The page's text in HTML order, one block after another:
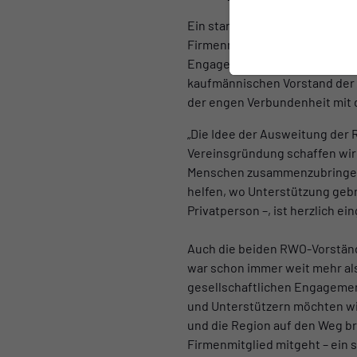
Ein starkes Zeichen setzte
Firmenmitgliedschaft in der
Engagement in Oberhausen.
kaufmännischen Vorstand
der engen Verbundenheit mit
„Die Idee der Ausweitung
Vereinsgründung schaffen
Menschen
helfen, wo Unterstützung
Privatperson –, ist herzlich
Auch die beiden RWO-
war schon immer weit mehr
gesellschaftlichen
und Unterstützern möchten
und die Region auf den Weg
Firmenmitglied mitgeht – ein